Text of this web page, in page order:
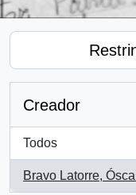
Creador
Todos
Bravo Latorre,
, 1 resultados